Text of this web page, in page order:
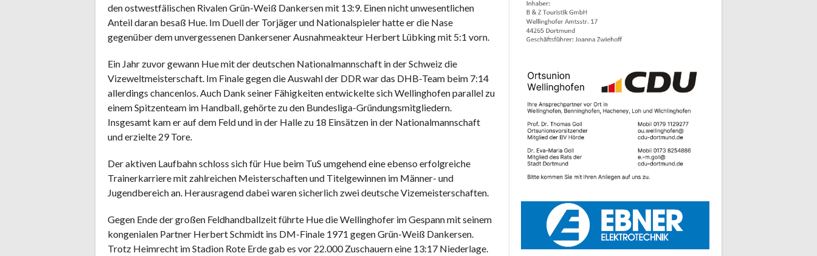
den ostwestfälischen Rivalen Grün-Weiß Dankersen mit 13:9. Einen nicht unwesentlichen
Anteil daran besaß Hue. Im Duell der Torjäger und Nationalspieler hatte er die Nase
gegenüber dem unvergessenen Dankersener Ausnahmeakteur Herbert Lübking mit 5:1 vorn.
Ein Jahr zuvor gewann Hue mit der deutschen Nationalmannschaft in der Schweiz die
Vizeweltmeisterschaft. Im Finale gegen die Auswahl der DDR war das DHB-Team beim 7:14
allerdings chancenlos. Auch Dank seiner Fähigkeiten entwickelte sich Wellinghofen parallel zu
einem Spitzenteam im Handball, gehörte zu den Bundesliga-Gründungsmitgliedern.
Insgesamt kam er auf dem Feld und in der Halle zu 18 Einsätzen in der Nationalmannschaft
und erzielte 29 Tore.
Der aktiven Laufbahn schloss sich für Hue beim TuS umgehend eine ebenso erfolgreiche
Trainerkarriere mit zahlreichen Meisterschaften und Titelgewinnen im Männer- und
Jugendbereich an. Herausragend dabei waren sicherlich zwei deutsche Vizemeisterschaften.
Gegen Ende der großen Feldhandballzeit führte Hue die Wellinghofer im Gespann mit seinem
kongenialen Partner Herbert Schmidt ins DM-Finale 1971 gegen Grün-Weiß Dankersen.
Trotz Heimrecht im Stadion Rote Erde gab es vor 22.000 Zuschauern eine 13:17 Niederlage.